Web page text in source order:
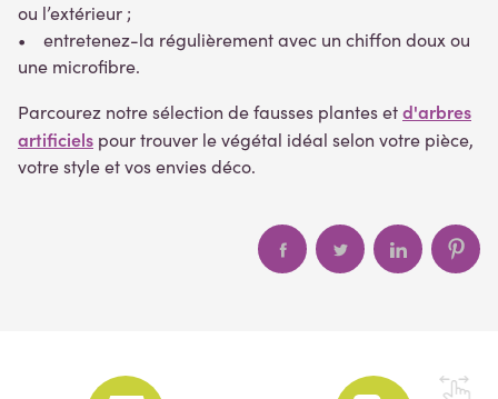
ou l’extérieur ;
• entretenez-la régulièrement avec un chiffon doux ou
une microfibre.
Parcourez notre sélection de fausses plantes etd'arbres
artificiels pour trouver le végétal idéal selon votre pièce,
votre style et vos envies déco.